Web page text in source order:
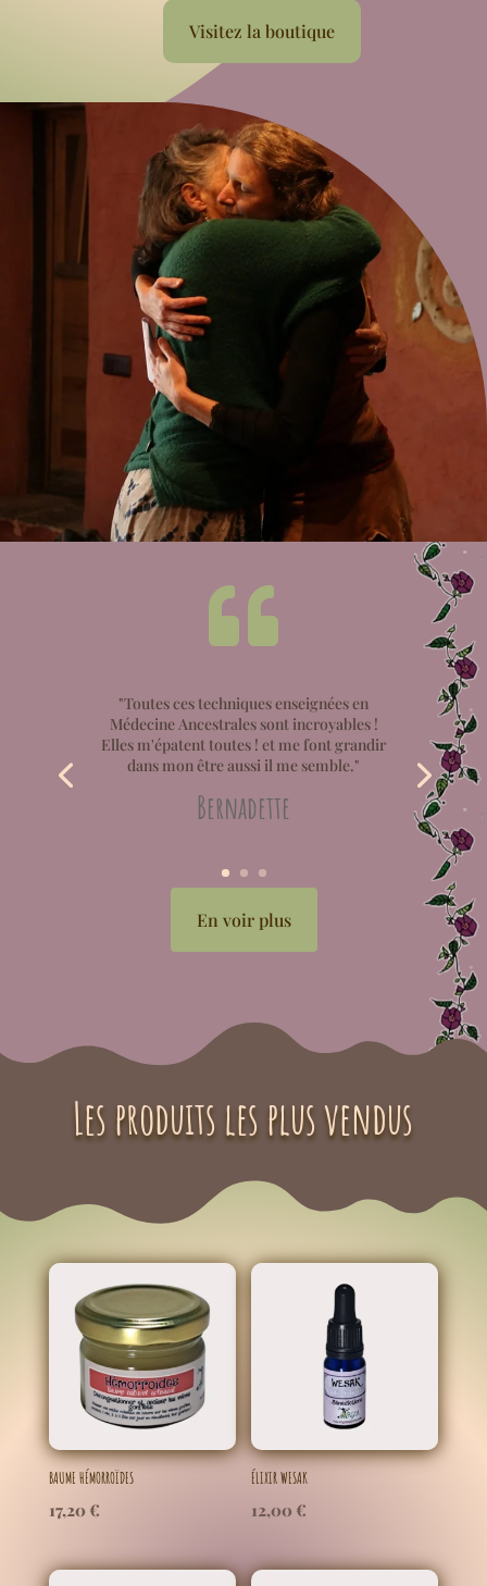
Visitez la boutique

"Toutes ces techniques enseignées en
Médecine Ancestrales sont incroyables !
Elles m'épatent toutes ! et me font grandir
dans mon être aussi il me semble."
Bernadette
En voir plus
Les produits les plus vendus
BAUME HÉMORROÏDES
17,20 €
ÉLIXIR WESAK
12,00 €